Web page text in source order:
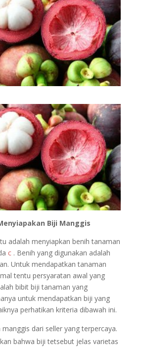
Biji Manggis
adalah menyiapkan benih tanaman
c. Benih yang digunakan adalah
Untuk mendapatkan tanaman
tentu persyaratan awal yang
bibit biji tanaman yang
untuk mendapatkan biji yang
perhatikan kriteria dibawah ini.
dari seller yang terpercaya.
bahwa biji tetsebut jelas varietas